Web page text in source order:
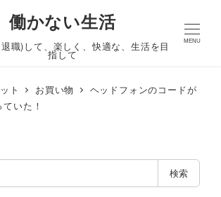
働かない生活
職)して、楽しく、快適な、生活を目
指して
MENU
ト お買い物
ヘッドフォンのコードが
いた！
検索